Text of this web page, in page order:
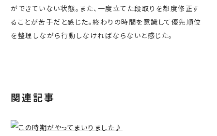
ができていない状態。また、一度立てた段取りを都度修正す
ることが苦手だと感じた。終わりの時間を意識して優先順位
を整理しながら行動しなければならないと感じた。
関連記事